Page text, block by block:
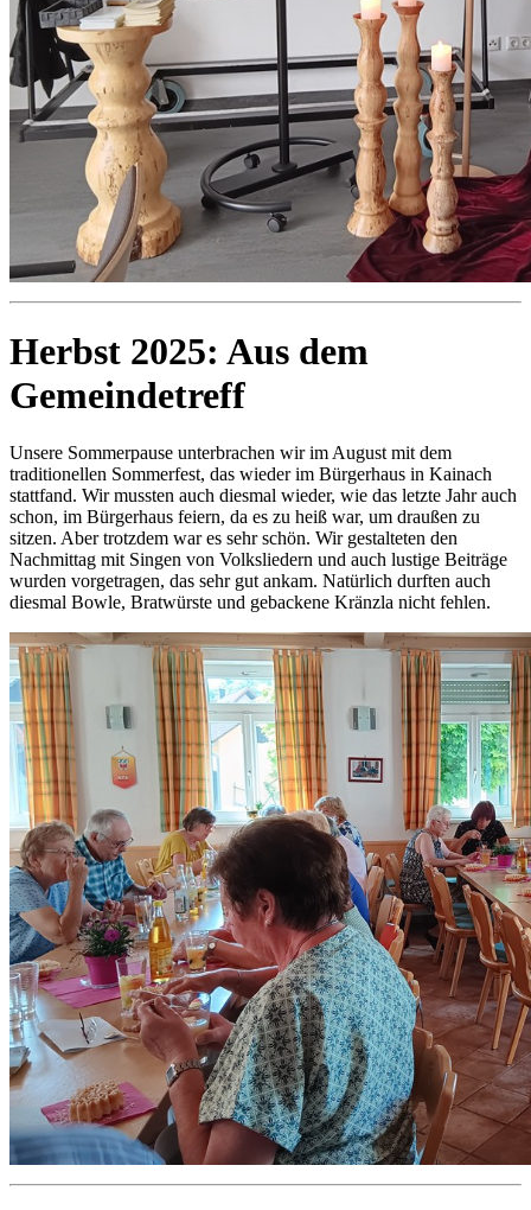
Herbst 2025: Aus dem
Gemeindetreff
Unsere Sommerpause unterbrachen wir im August mit dem
traditionellen Sommerfest, das wieder im Bürgerhaus in Kainach
stattfand. Wir mussten auch diesmal wieder, wie das letzte Jahr auch
schon, im Bürgerhaus feiern, da es zu heiß war, um draußen zu
sitzen. Aber trotzdem war es sehr schön. Wir gestalteten den
Nachmittag mit Singen von Volksliedern und auch lustige Beiträge
wurden vorgetragen, das sehr gut ankam. Natürlich durften auch
diesmal Bowle, Bratwürste und gebackene Kränzla nicht fehlen.